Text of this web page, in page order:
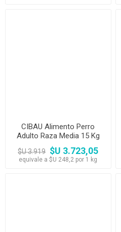
CIBAU Alimento Perro
Adulto Raza Media 15 Kg
$U 3.919 $U 3.723,05
equivale a $U 248,2 por 1 kg